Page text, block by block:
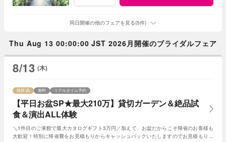
同日開催の他のフェアを見る(5件)
Thu Aug 13 00:00:00 JST 2026月開催のブライダルフェア
8/13 (木)
【平日お盆SP★最大210万】貸切ガーデン＆絶品試
食＆演出ALL体験
残席 無料 リアルタイム予約
＼1件目のご来館で最大カタログギフト3万円／加えて、お盆だからこそ帰省のお客様も
大歓迎！特別に帰省費をお見積もりからキャッシュバックいたしますのでお見積もり作